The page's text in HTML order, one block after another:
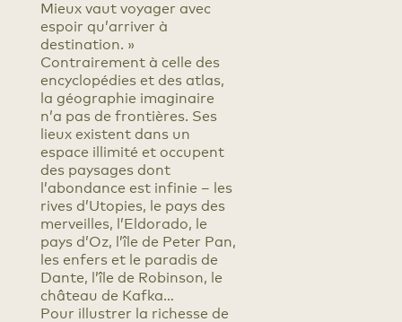
Mieux vaut voyager avec
espoir qu’arriver à
destination. »
Contrairement à celle des
encyclopédies et des atlas,
la géographie imaginaire
n’a pas de frontières. Ses
lieux existent dans un
espace illimité et occupent
des paysages dont
l’abondance est infinie – les
rives d’Utopies, le pays des
merveilles, l’Eldorado, le
pays d’Oz, l’île de Peter Pan,
les enfers et le paradis de
Dante, l’île de Robinson, le
château de Kafka…
Pour illustrer la richesse de